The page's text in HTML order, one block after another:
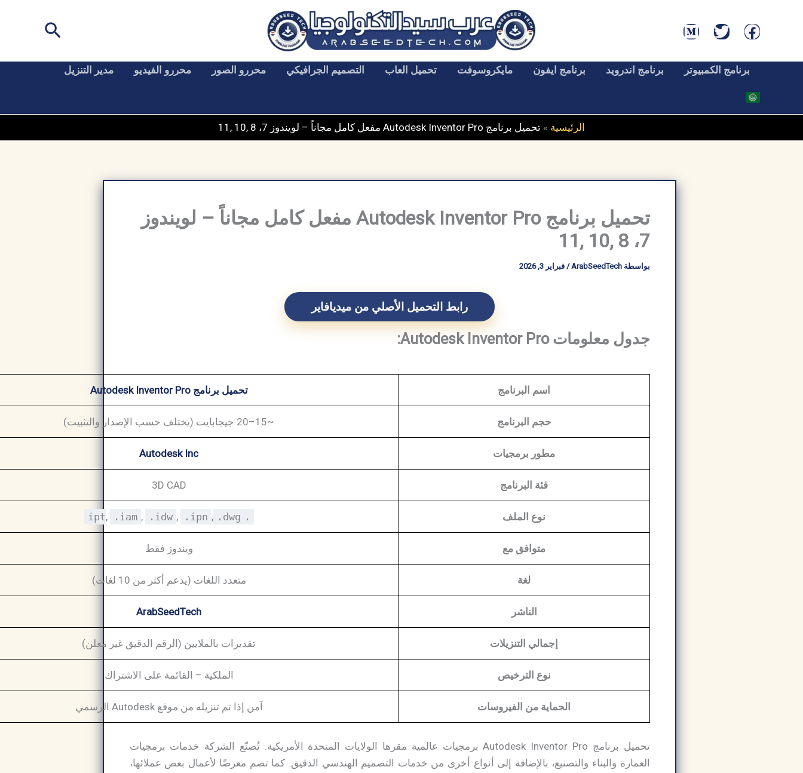
البحث
برنامج الكمبيوتر برنامج اندرويد برنامج ايفون مايكروسوفت تحميل العاب التصميم الجرافيكي محررو الصور محررو الفيديو مدير التنزيل
الرئيسية » تحميل برنامج Autodesk Inventor Pro مفعل كامل مجاناً – لويندوز 7، 8 ,10 ,11
تحميل برنامج Autodesk Inventor Pro مفعل كامل مجاناً – لويندوز
7، 8 ,10 ,11
بواسطة ArabSeedTech
/فبراير 3, 2026
رابط التحميل الأصلي من ميديافاير
جدول معلومات Autodesk Inventor Pro:
اسم البرنامج تحميل برنامج Autodesk Inventor Pro
حجم البرنامج ~15–20 جيجابايت (يختلف حسب الإصدار والتثبيت)
مطور برمجيات Autodesk Inc
فئة البرنامج 3D CAD
نوع الملف .ipt
, .iam , .idw , .ipn , .dwg
متوافق مع ويندوز فقط
لغة متعدد اللغات (يدعم أكثر من 10 لغات)
الناشر ArabSeedTech
إجمالي التنزيلات تقديرات بالملايين (الرقم الدقيق غير معلن)
نوع الترخيص الملكية – القائمة على الاشتراك
الحماية من الفيروسات آمن إذا تم تنزيله من موقع Autodesk الرسمي
تحميل برنامج Autodesk Inventor Pro برمجيات عالمية مقرها الولايات المتحدة الأمريكية. تُصنّع الشركة خدمات برمجيات
العمارة والبناء والتصنيع، بالإضافة إلى أنواع أخرى من خدمات التصميم الهندسي الدقيق. كما تضم معرضًا لأعمال بعض عملائها،